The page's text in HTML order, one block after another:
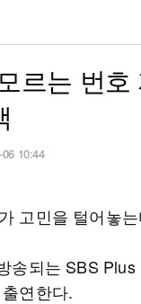
르는 번
10:44
고민을 털어놓
송되는 SBS
연한다.